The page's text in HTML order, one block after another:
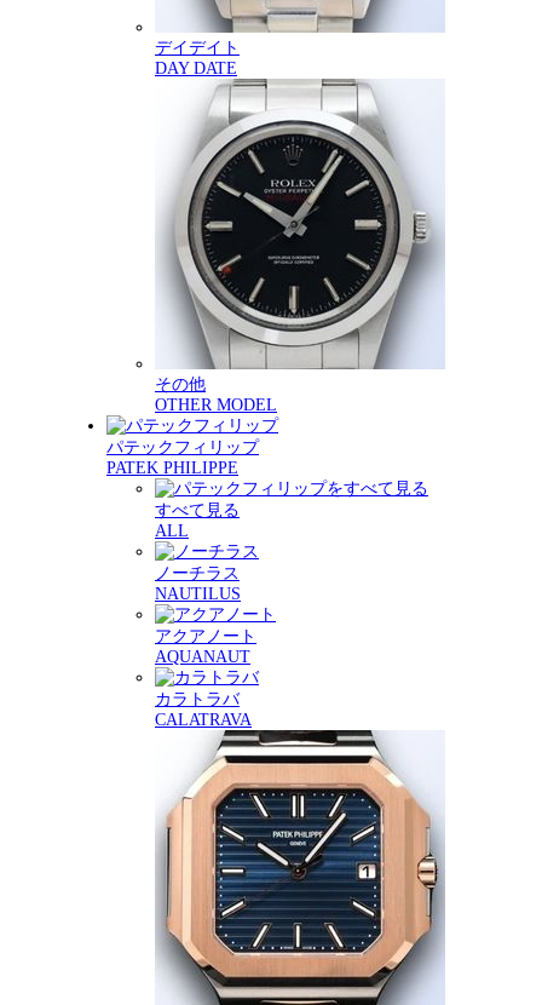
デイデイト
DAY DATE
その他
OTHER MODEL
パテックフィリップ
PATEK PHILIPPE
すべて見る
ALL
ノーチラス
NAUTILUS
アクアノート
AQUANAUT
カラトラバ
CALATRAVA